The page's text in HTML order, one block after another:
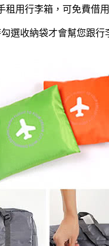
租用行李箱，可免費借
選收納袋才會幫您跟